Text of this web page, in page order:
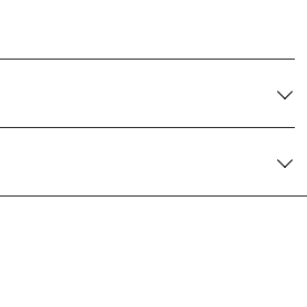
肩紐取り外し可能、後ろ中心